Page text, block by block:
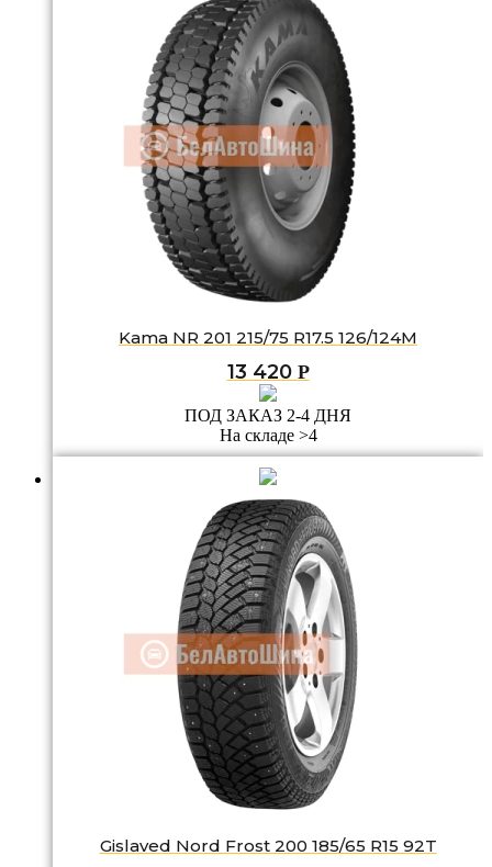
Kama NR 201 215/75 R17.5 126/124M
13 420 Р
ПОД ЗАКАЗ 2-4 ДНЯ
На складе >4
Gislaved Nord Frost 200 185/65 R15 92T